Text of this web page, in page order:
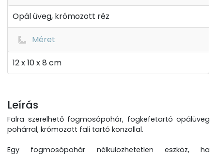
Opál üveg, krómozott réz
Méret
12 x 10 x 8 cm
Leírás
Falra szerelhető fogmosópohár, fogkefetartó opálüveg
pohárral, krómozott fali tartó konzollal.
Egy fogmosópohár nélkülözhetetlen eszköz, ha